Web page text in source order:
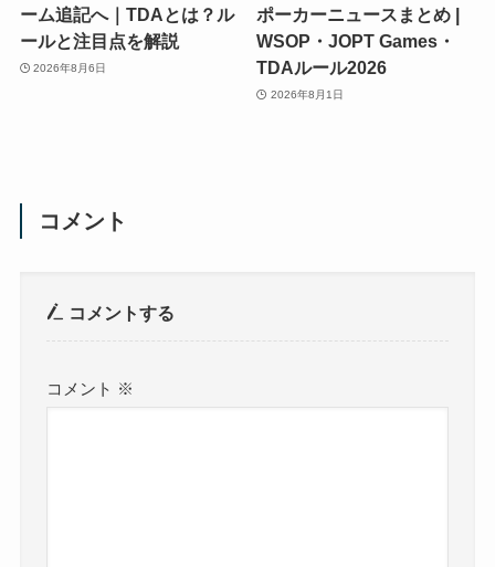
ーム追記へ｜TDAとは？ル
ールと注目点を解説
2026年8月6日
ポーカーニュースまとめ |
WSOP・JOPT Games・
TDAルール2026
2026年8月1日
コメント
コメントする
コメント ※